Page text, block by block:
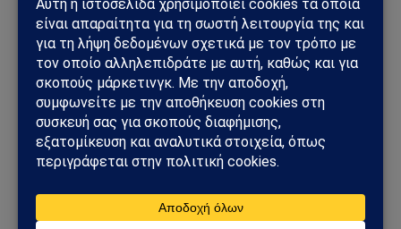
Ρωσία: Δορυφορικές εικόνες αποκαλύπτουν νέα
οχυρωμένα καταφύγια αεροσκαφών – Η Μόσχα
προετοιμάζεται για βαθύτερο πόλεμο φθοράς
31/07/2026